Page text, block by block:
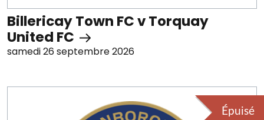
Billericay Town FC v Torquay
United FC
samedi 26 septembre 2026
Épuisé